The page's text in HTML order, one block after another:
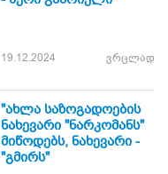
19.12.2024 ვრცლად
"ახლა საზოგადოების
ნახევარი "ნარკომანს"
მიწოდებს, ნახევარი -
"გმირს"